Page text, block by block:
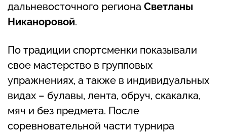
дальневосточного региона Светланы
Никаноровой.
По традиции спортсменки показывали
свое мастерство в групповых
упражнениях, а также в индивидуальных
видах – булавы, лента, обруч, скакалка,
мяч и без предмета. После
соревновательной части турнира